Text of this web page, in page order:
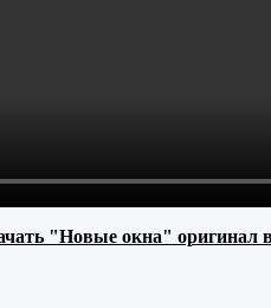
"Новые окна" оригинал